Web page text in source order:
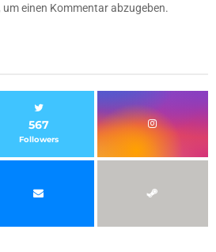
um einen Kommentar abzugeben.
567
Followers